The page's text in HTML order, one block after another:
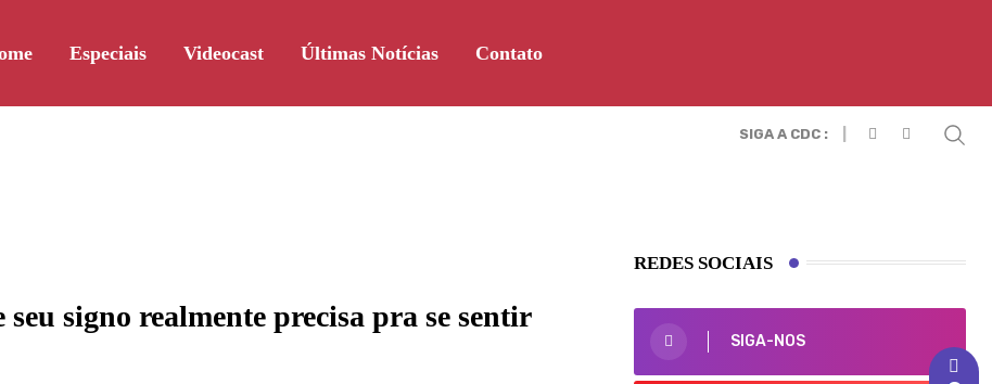
Especiais Videocast Últimas Notícias Contato
SIGA A CDC :
signo realmente precisa pra se sentir
REDES SOCIAIS
SIGA-NOS